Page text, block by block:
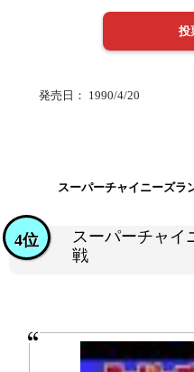
発売日： 1990/4/20
スーパーチャイニーズラ
スーパーチャイ
戦
4位